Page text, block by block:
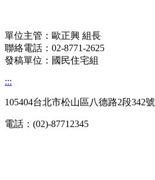
單位主管： 歐正興 組長
聯絡電話： 02-8771-2625
發稿單位： 國民住宅組
:::
105404台北市松山區八德路2段342號
電話：(02)-87712345